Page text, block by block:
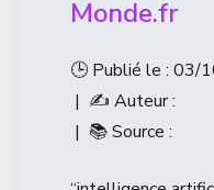
Monde.fr
🕒 Publié le : 03/
| ✍️ Auteur :
| 📚 Source :